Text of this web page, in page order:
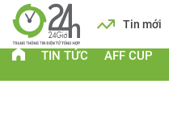
Lịch Tin mới
TIN TỨC AFF CUP